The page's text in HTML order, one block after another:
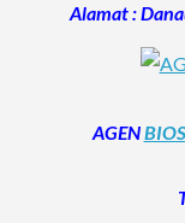
Alamat :
AGEN